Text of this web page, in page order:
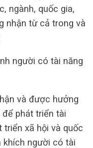
ngành, quốc gia,
nhận từ cả trong và
người có tài năng
và được hưởng
phát triển tài
xã hội và quốc
khích người có tài